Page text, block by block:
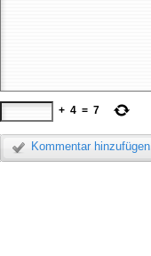
+ 4 = 7
Kommentar hinzufügen